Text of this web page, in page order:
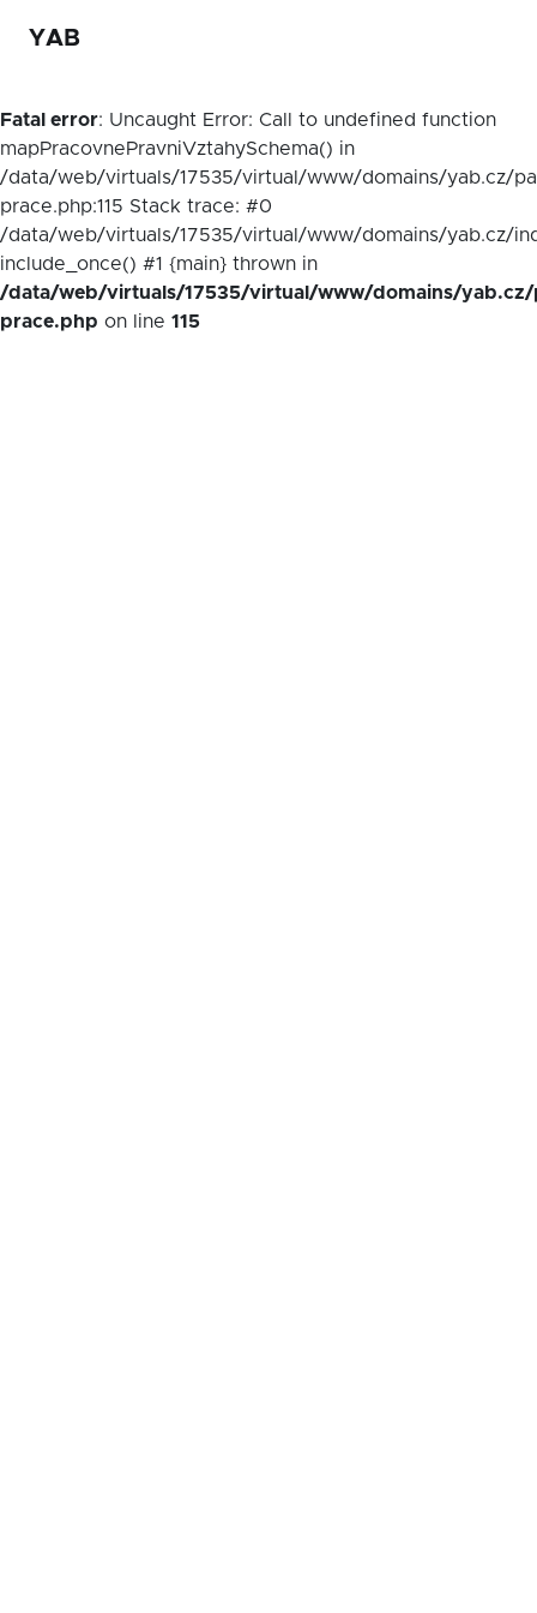
YAB
Fatal error: Uncaught Error: Call to undefined function
mapPracovnePravniVztahySchema() in
/data/web/virtuals/17535/virtual/www/domains/yab.cz/
prace.php:115 Stack trace: #0
/data/web/virtuals/17535/virtual/www/domains/yab.cz/
include_once() #1 {main} thrown in
/data/web/virtuals/17535/virtual/www/domains/yab.cz/
prace.php on line 115